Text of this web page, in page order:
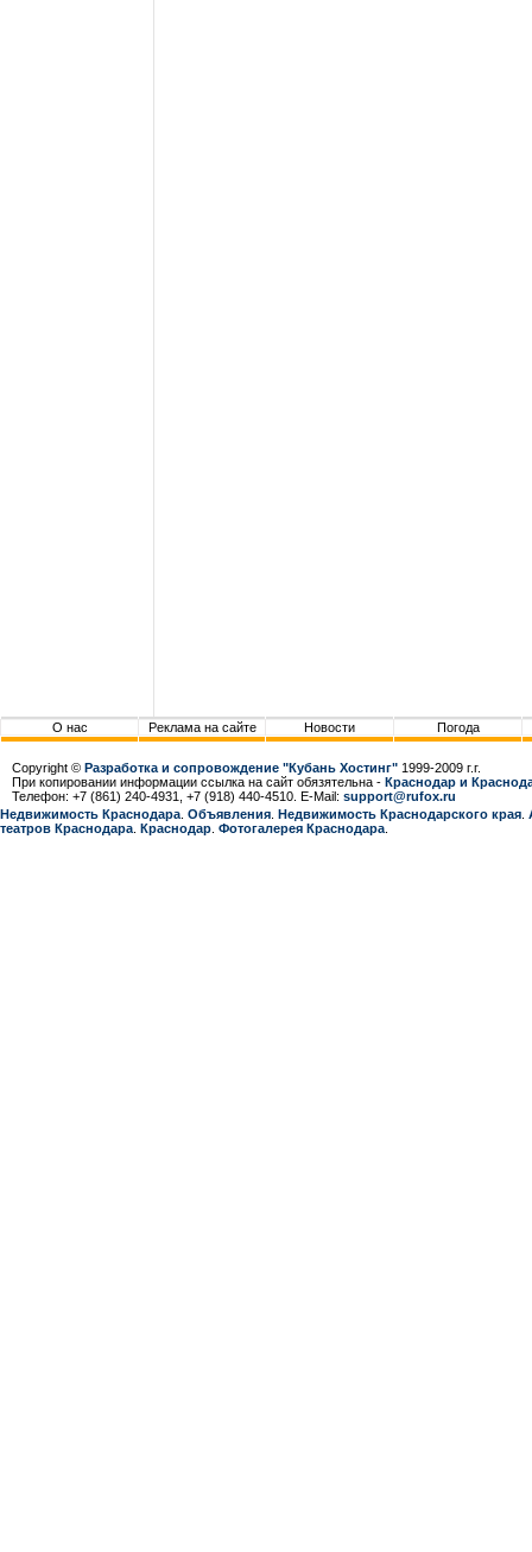
О нас Реклама на сайте Новости Погода
Copyright © Разработка и сопровождение "Кубань Хостинг" 1999-2009 г.г.
При копировании информации ссылка на сайт обязятельна - Краснодар и
Телефон: +7 (861) 240-4931, +7 (918) 440-4510. E-Mail: support@rufox.ru
Недвижимость Краснодара Объявления Недвижимость Краснодарcкого края
театров Краснодара Краснодар Фотогалерея Краснодара